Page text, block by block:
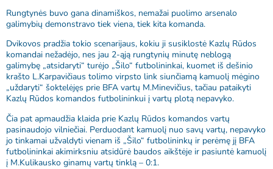
Rungtynės buvo gana dinamiškos, nemažai puolimo arsenalo
galimybių demonstravo tiek viena, tiek kita komanda.
Dvikovos pradžia tokio scenarijaus, kokiu ji susiklostė Kazlų Rūdos
komandai nežadėjo, nes jau 2-ąją rungtynių minutę neblogą
galimybę „atsidaryti“ turėjo „Šilo“ futbolininkai, kuomet iš dešinio
krašto L.Karpavičiaus tolimo virpsto link siunčiamą kamuolį mėgino
„uždaryti“ šoktelėjęs prie BFA vartų M.Minevičius, tačiau pataikyti
Kazlų Rūdos komandos futbolininkui į vartų plotą nepavyko.
Čia pat apmaudžia klaida prie Kazlų Rūdos komandos vartų
pasinaudojo vilniečiai. Perduodant kamuolį nuo savų vartų, nepavyko
jo tinkamai užvaldyti vienam iš „Šilo“ futbolininkų ir perėmę jį BFA
futbolininkai akimirksniu atsidūrė baudos aikštėje ir pasiuntė kamuolį
į M.Kulikausko ginamų vartų tinklą – 0:1.